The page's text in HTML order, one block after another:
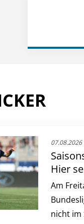
07.08.2026
Hier
Am
nicht im